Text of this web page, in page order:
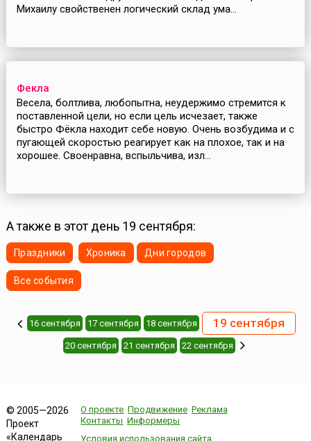
Михаилу свойственен логический склад ума...
Фекла
Весела, болтлива, любопытна, неудержимо стремится к
поставленной цели, но если цель исчезает, также
быстро Фёкла находит себе новую. Очень возбудима и с
пугающей скоростью реагирует как на плохое, так и на
хорошее. Своенравна, вспыльчива, изл...
А также в этот день 19 сентября:
Праздники Хроника Дни городов
Все события
16 сентября 17 сентября 18 сентября 19 сентября
20 сентября 21 сентября 22 сентября
© 2005—2026
Проект
«Календарь
О проекте Продвижение Реклама
Контакты Информеры
Условия использования сайта